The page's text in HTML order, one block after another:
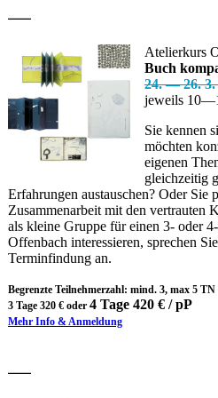
—
Atelierkurs
Buch
24. — 26. 3.
jeweils
Sie kennen
möchten
eigenen
gleichzeitig
Erfahrungen austauschen? Oder Sie
Zusammenarbeit mit den vertrauten
als kleine Gruppe für einen 3- oder
Offenbach interessieren, sprechen
Terminfindung an.
Begrenzte Teilnehmerzahl: mind. 3, max 5 TN
3 Tage 320 € oder 4 Tage 420 € / pP
Mehr Info & Anmeldung
—